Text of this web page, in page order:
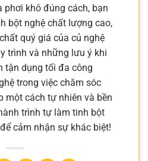
phơi khô đúng cách, bạn
bột nghệ chất lượng cao,
quý giá của củ nghệ
trình và những lưu ý khi
tận dụng tối đa công
trong việc chăm sóc
một cách tự nhiên và bền
trình tự làm tinh bột
cảm nhận sự khác biệt!